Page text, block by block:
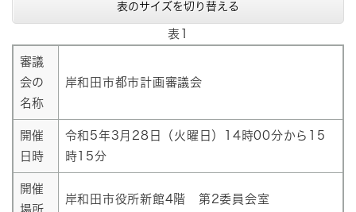
表のサイズを切り替える
表1
審議
会の
名称
岸和田市都市計画審議会
開催
日時
令和5年3月28日（火曜日）14時00分から15
時15分
開催
場所
岸和田市役所新館4階 第2委員会室